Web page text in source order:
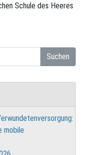
Schule des Heeres
Suchen
mobile